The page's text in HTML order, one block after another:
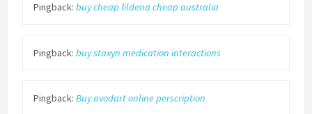
Pingback: buy cheap fildena cheap australia
Pingback: buy staxyn medication interactions
Pingback: Buy avodart online perscription